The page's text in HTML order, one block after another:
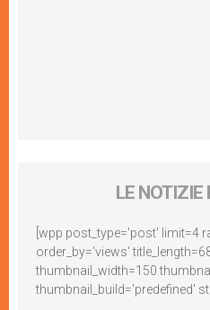
LE NOTIZIE
[wpp post_type='post' limit=4
order_by='views'
thumbnail_width=150
thumbnail_build='predefined'